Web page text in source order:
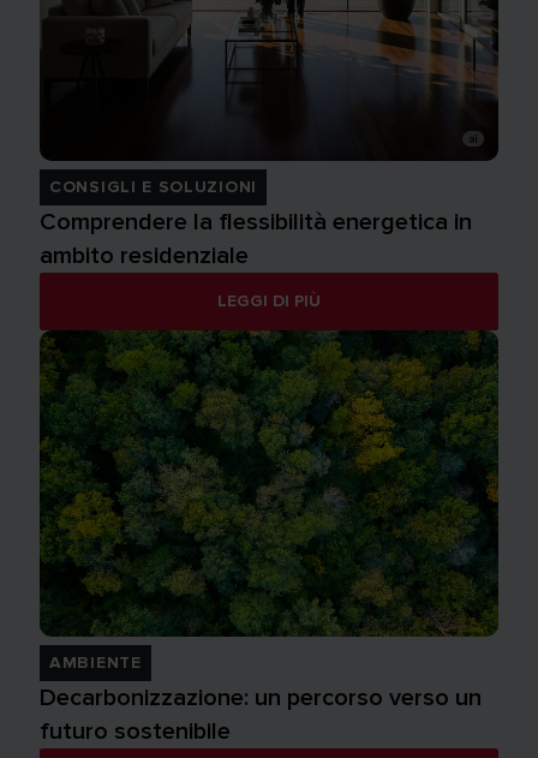
CONSIGLI E SOLUZIONI
Comprendere la flessibilità energetica in
ambito residenziale
LEGGI DI PIÙ
AMBIENTE
Decarbonizzazione: un percorso verso un
futuro sostenibile